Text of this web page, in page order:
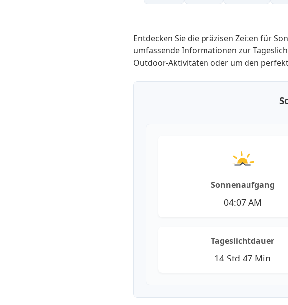
Entdecken Sie die präzisen Zeiten für
umfassende Informationen zur
Outdoor-Aktivitäten oder um den
Sonnenaufgang
04:07 AM
Tageslichtdauer
14 Std 47 Min